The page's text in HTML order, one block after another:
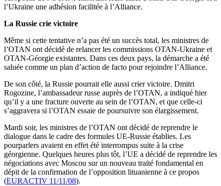
l’Ukraine une adhésion facilitée à l’Alliance.
La Russie crie victoire
Même si cette tentative n’a pas été un succès total, les ministres de
l’OTAN ont décidé de relancer les commissions OTAN-Ukraine et
OTAN-Géorgie existantes. Dans ces deux pays, la démarche a été
saluée comme un plan d’action de facto pour rejoindre l’Alliance.
De son côté, la Russie pourrait elle aussi crier victoire. Dmitri
Rogozine, l’ambassadeur russe auprès de l’OTAN, a indiqué hier
qu’il y a une fracture ouverte au sein de l’OTAN, et que celle-ci
s’aggravera si l’OTAN essaie de poursuivre son élargissement.
Mardi soir, les ministres de l’OTAN ont décidé de reprendre le
dialogue dans le cadre des formules UE-Russie établies. Les
pourparlers avaient en effet été interrompus suite à la crise
géorgienne. Quelques heures plus tôt, l’UE a décidé de reprendre les
négociations avec Moscou sur un nouveau traité fondamental en
dépit de la confirmation de l’opposition lituanienne à ce propos
(EURACTIV 11/11/08).